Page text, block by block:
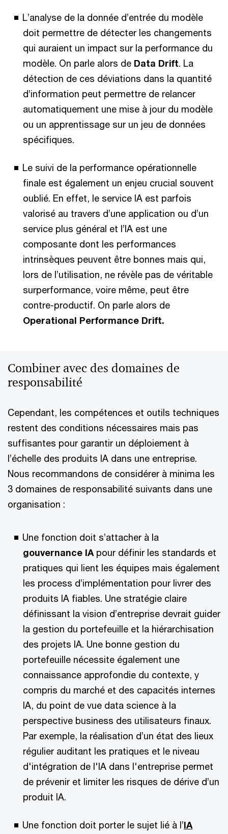
L’analyse de la donnée d’entrée du modèle
doit permettre de détecter les changements
qui auraient un impact sur la performance du
modèle. On parle alors de Data Drift. La
détection de ces déviations dans la quantité
d’information peut permettre de relancer
automatiquement une mise à jour du modèle
ou un apprentissage sur un jeu de données
spécifiques.
Le suivi de la performance opérationnelle
finale est également un enjeu crucial souvent
oublié. En effet, le service IA est parfois
valorisé au travers d’une application ou d’un
service plus général et l’IA est une
composante dont les performances
intrinsèques peuvent être bonnes mais qui,
lors de l’utilisation, ne révèle pas de véritable
surperformance, voire même, peut être
contre-productif. On parle alors de
Operational Performance Drift.
Combiner avec des domaines de
responsabilité
Cependant, les compétences et outils techniques
restent des conditions nécessaires mais pas
suffisantes pour garantir un déploiement à
l’échelle des produits IA dans une entreprise.
Nous recommandons de considérer à minima les
3 domaines de responsabilité suivants dans une
organisation :
Une fonction doit s’attacher à la
gouvernance IA pour définir les standards et
pratiques qui lient les équipes mais également
les process d’implémentation pour livrer des
produits IA fiables. Une stratégie claire
définissant la vision d’entreprise devrait guider
la gestion du portefeuille et la hiérarchisation
des projets IA. Une bonne gestion du
portefeuille nécessite également une
connaissance approfondie du contexte, y
compris du marché et des capacités internes
IA, du point de vue data science à la
perspective business des utilisateurs finaux.
Par exemple, la réalisation d’un état des lieux
régulier auditant les pratiques et le niveau
d'intégration de l'IA dans l'entreprise permet
de prévenir et limiter les risques de dérive d’un
produit IA.
Une fonction doit porter le sujet lié à l’IA